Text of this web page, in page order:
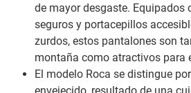
de mayor desgaste. Equipados
seguros y portacepillos
zurdos, estos pantalones son
montaña como atractivos para
El modelo Roca se distingue